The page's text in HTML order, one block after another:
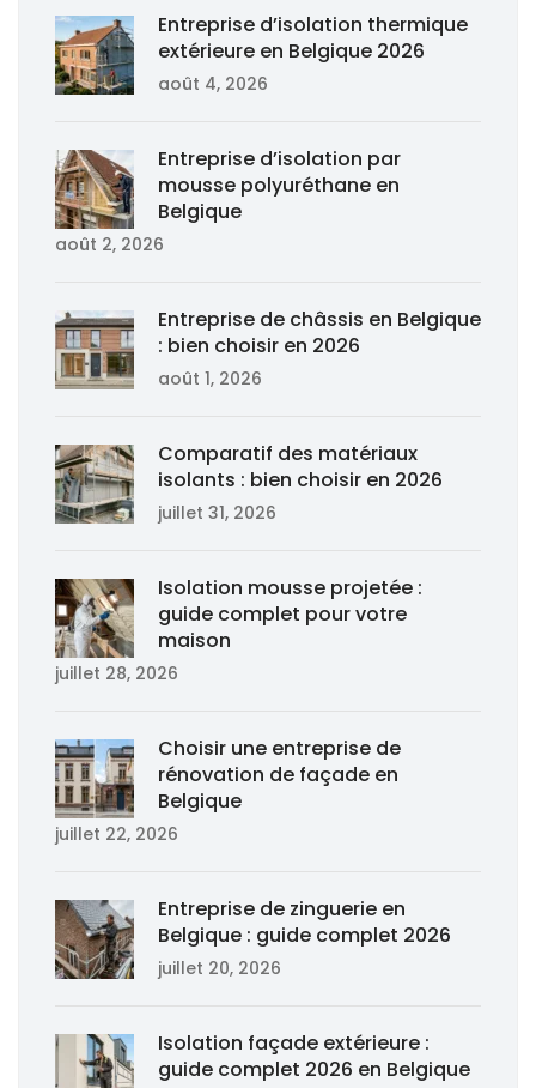
Entreprise d’isolation thermique
extérieure en Belgique 2026
août 4, 2026
Entreprise d’isolation par
mousse polyuréthane en
Belgique
août 2, 2026
Entreprise de châssis en Belgique
: bien choisir en 2026
août 1, 2026
Comparatif des matériaux
isolants : bien choisir en 2026
juillet 31, 2026
Isolation mousse projetée :
guide complet pour votre
maison
juillet 28, 2026
Choisir une entreprise de
rénovation de façade en
Belgique
juillet 22, 2026
Entreprise de zinguerie en
Belgique : guide complet 2026
juillet 20, 2026
Isolation façade extérieure :
guide complet 2026 en Belgique